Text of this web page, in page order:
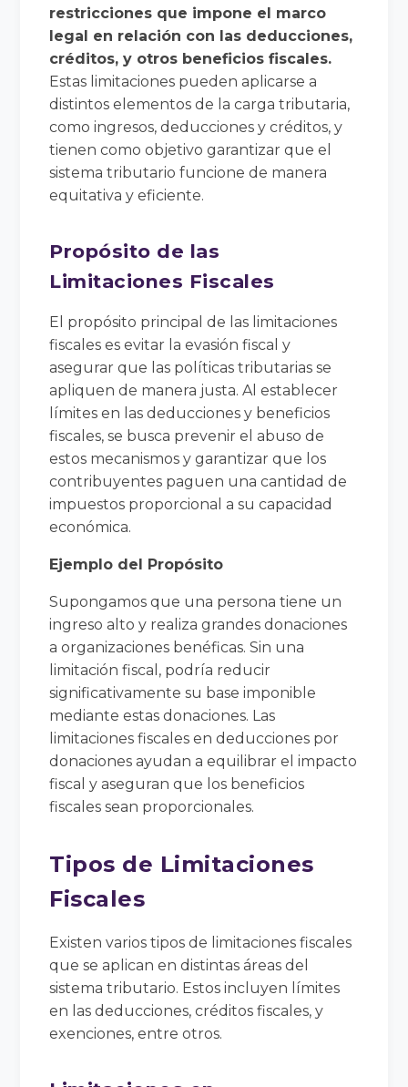
restricciones que impone el marco
legal en relación con las deducciones,
créditos, y otros beneficios fiscales.
Estas limitaciones pueden aplicarse a
distintos elementos de la carga tributaria,
como ingresos, deducciones y créditos, y
tienen como objetivo garantizar que el
sistema tributario funcione de manera
equitativa y eficiente.
Propósito de las
Limitaciones Fiscales
El propósito principal de las limitaciones
fiscales es evitar la evasión fiscal y
asegurar que las políticas tributarias se
apliquen de manera justa. Al establecer
límites en las deducciones y beneficios
fiscales, se busca prevenir el abuso de
estos mecanismos y garantizar que los
contribuyentes paguen una cantidad de
impuestos proporcional a su capacidad
económica.
Ejemplo del Propósito
Supongamos que una persona tiene un
ingreso alto y realiza grandes donaciones
a organizaciones benéficas. Sin una
limitación fiscal, podría reducir
significativamente su base imponible
mediante estas donaciones. Las
limitaciones fiscales en deducciones por
donaciones ayudan a equilibrar el impacto
fiscal y aseguran que los beneficios
fiscales sean proporcionales.
Tipos de Limitaciones
Fiscales
Existen varios tipos de limitaciones fiscales
que se aplican en distintas áreas del
sistema tributario. Estos incluyen límites
en las deducciones, créditos fiscales, y
exenciones, entre otros.